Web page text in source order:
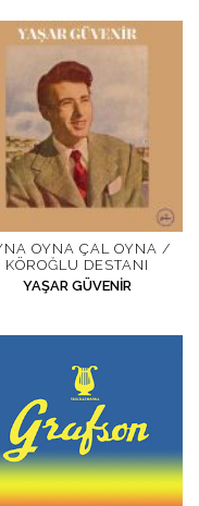
OYNA ÇAL OYNA /
KÖROĞLU DESTANI
YAŞAR GÜVENIR